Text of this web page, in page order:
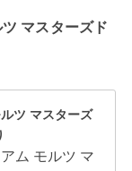
マスターズド
ツ マスターズ